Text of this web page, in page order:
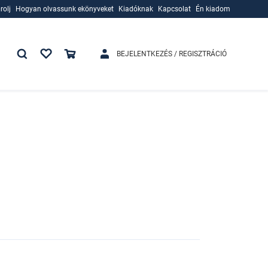
Hogyan olvassunk ekönyveket
Kiadóknak
Kapcsolat Én kiadom
BEJELENTKEZÉS / REGISZTRÁCIÓ